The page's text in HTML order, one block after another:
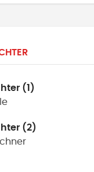
(1)
(2)